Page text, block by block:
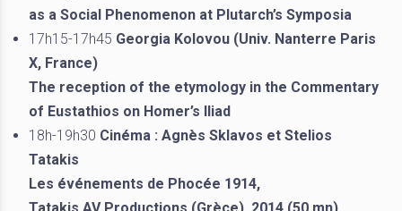
as a Social Phenomenon at Plutarch’s Symposia
17h15-17h45 Georgia Kolovou (Univ. Nanterre Paris
X, France)
The reception of the etymology in the Commentary
of Eustathios on Homer’s Iliad
18h-19h30 Cinéma : Agnès Sklavos et Stelios
Tatakis
Les événements de Phocée 1914,